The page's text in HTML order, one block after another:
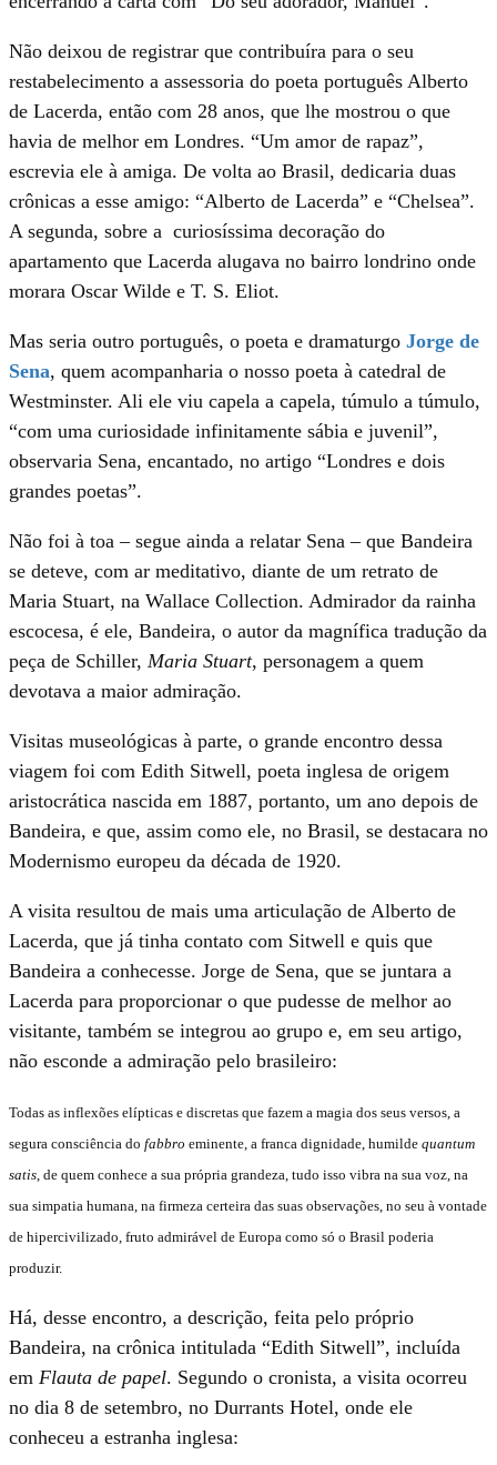
Não deixou de registrar que contribuíra para o seu
restabelecimento a assessoria do poeta português Alberto
de Lacerda, então com 28 anos, que lhe mostrou o que
havia de melhor em Londres. “Um amor de rapaz”,
escrevia ele à amiga. De volta ao Brasil, dedicaria duas
crônicas a esse amigo: “Alberto de Lacerda” e “Chelsea”.
A segunda, sobre a curiosíssima decoração do
apartamento que Lacerda alugava no bairro londrino onde
morara Oscar Wilde e T. S. Eliot.
Mas seria outro português, o poeta e dramaturgo Jorge de
Sena, quem acompanharia o nosso poeta à catedral de
Westminster. Ali ele viu capela a capela, túmulo a túmulo,
“com uma curiosidade infinitamente sábia e juvenil”,
observaria Sena, encantado, no artigo “Londres e dois
grandes poetas”.
Não foi à toa – segue ainda a relatar Sena – que Bandeira
se deteve, com ar meditativo, diante de um retrato de
Maria Stuart, na Wallace Collection. Admirador da rainha
escocesa, é ele, Bandeira, o autor da magnífica tradução da
peça de Schiller, Maria Stuart, personagem a quem
devotava a maior admiração.
Visitas museológicas à parte, o grande encontro dessa
viagem foi com Edith Sitwell, poeta inglesa de origem
aristocrática nascida em 1887, portanto, um ano depois de
Bandeira, e que, assim como ele, no Brasil, se destacara no
Modernismo europeu da década de 1920.
A visita resultou de mais uma articulação de Alberto de
Lacerda, que já tinha contato com Sitwell e quis que
Bandeira a conhecesse. Jorge de Sena, que se juntara a
Lacerda para proporcionar o que pudesse de melhor ao
visitante, também se integrou ao grupo e, em seu artigo,
não esconde a admiração pelo brasileiro:
Todas as inflexões elípticas e discretas que fazem a magia dos seus versos, a
segura consciência do fabbro eminente, a franca dignidade, humilde quantum
satis, de quem conhece a sua própria grandeza, tudo isso vibra na sua voz, na
sua simpatia humana, na firmeza certeira das suas observações, no seu à vontade
de hipercivilizado, fruto admirável de Europa como só o Brasil poderia
produzir.
Há, desse encontro, a descrição, feita pelo próprio
Bandeira, na crônica intitulada “Edith Sitwell”, incluída
em Flauta de papel. Segundo o cronista, a visita ocorreu
no dia 8 de setembro, no Durrants Hotel, onde ele
conheceu a estranha inglesa: